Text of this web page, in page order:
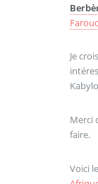
Je
Merci
faire.
Voici